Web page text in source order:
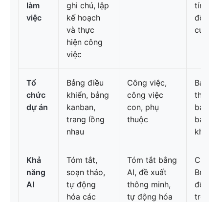
làm
việc
ghi chú, lập
kế hoạch
và thực
hiện công
việc
tính
động
của
Tổ
chức
dự án
Bảng điều
khiển, bảng
kanban,
trang lồng
nhau
Công việc,
công việc
con, phụ
thuộc
Bảng,
thời
bảng
bảng
khiển
Khả
năng
AI
Tóm tắt,
soạn thảo,
tự động
hóa các
Tóm tắt bằng
AI, đề xuất
thông minh,
tự động hóa
Brain
đổi
trò